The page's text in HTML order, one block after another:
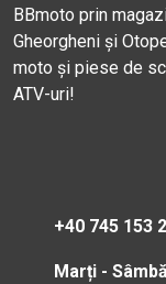
BBmoto prin
Gheorgheni și
moto și piese de
ATV-uri!
+40 745 153
Marți -